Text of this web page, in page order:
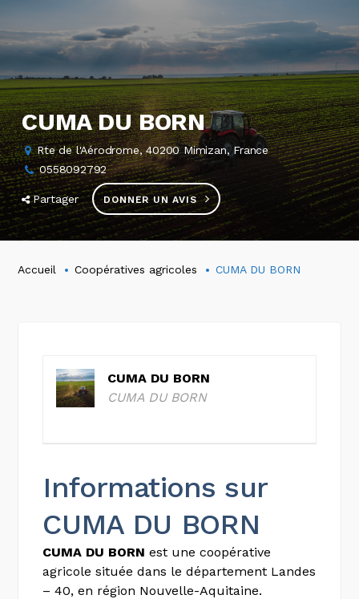
CUMA DU BORN
Rte de l'Aérodrome, 40200 Mimizan, France
0558092792
Partager DONNER UN AVIS
Accueil Coopératives agricoles CUMA DU BORN
CUMA DU BORN
CUMA DU BORN
Informations sur
CUMA DU BORN
CUMA DU BORN est une coopérative
agricole située dans le département Landes
– 40, en région Nouvelle-Aquitaine.